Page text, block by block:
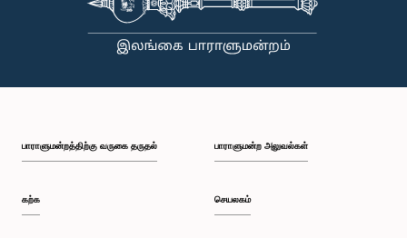
பாராளுமன்றத்திற்கு வருகை தருதல்
கற்க
பாராளுமன்ற அலுவல்கள்
செயலகம்